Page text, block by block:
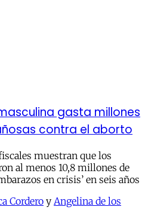
gasta millones
contra el aborto
muestran que los
al menos 10,8 millones de
en crisis’ en seis años
Cordero y Angelina de los